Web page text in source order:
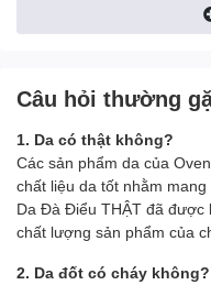
Câu hỏi thường
1. Da có thật không?
Các sản phẩm da của
chất liệu da tốt nhằm
Da Đà Điểu THẬT đã được
chất lượng sản phẩm của
2. Da đốt có cháy không?